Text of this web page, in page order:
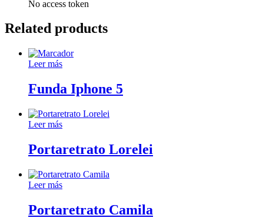
No access token
Related products
Leer más
Funda Iphone 5
Leer más
Portaretrato Lorelei
Leer más
Portaretrato Camila